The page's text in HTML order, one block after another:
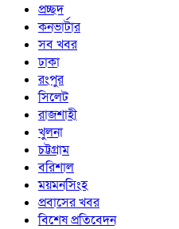
প্রচ্ছদ
কনভার্টার
সব খবর
ঢাকা
রংপুর
সিলেট
রাজশাহী
খুলনা
চট্টগ্রাম
বরিশাল
ময়মনসিংহ
প্রবাসের খবর
বিশেষ প্রতিবেদন